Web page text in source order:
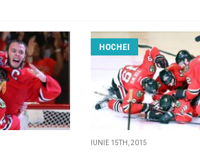
HOCHEI
IUNIE 15TH, 2015